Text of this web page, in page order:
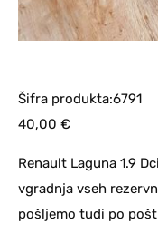
Šifra produkta:6791
40,00 €
Renault Laguna 1.9
vgradnja vseh
pošljemo tudi po